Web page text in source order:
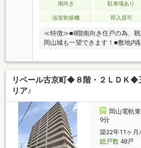
南向き 駐車場あり
浴室乾燥機
即入居可
≪特徴≫■8階南向き住戸の為、眺
岡山城も一望できます！■敷地内
す！≪近隣環境≫■天満屋ハピー
歩約10分■岡山市立宇野小学校
ドラッグひまわり浜点 徒歩約3
リベール古京町◆８階・２ＬＤＫ◆
リア♪
岡山電軌
9分
築22年11ヶ月
総戸数48戸